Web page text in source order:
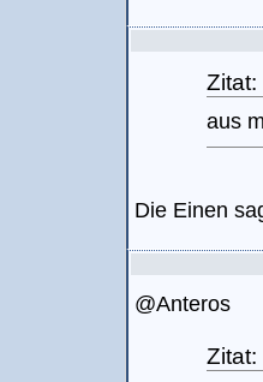
Zitat:
aus
Die Einen
@Anteros
Zitat: